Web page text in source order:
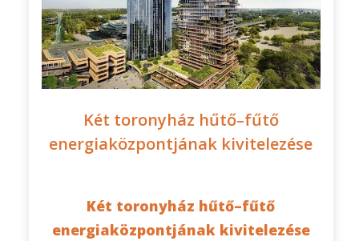
Két toronyház hűtő–fűtő
energiaközpontjának kivitelezése
Két toronyház hűtő–fűtő
energiaközpontjának kivitelezése